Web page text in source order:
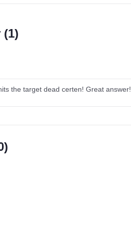
(1)
the target dead certen! Great answer!
)